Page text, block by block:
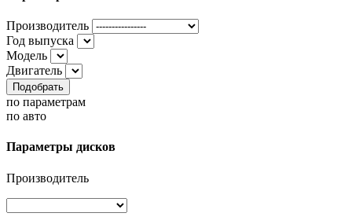
Производитель
Год выпуска
Модель
Двигатель
Подобрать
по параметрам
по авто
Параметры дисков
Производитель